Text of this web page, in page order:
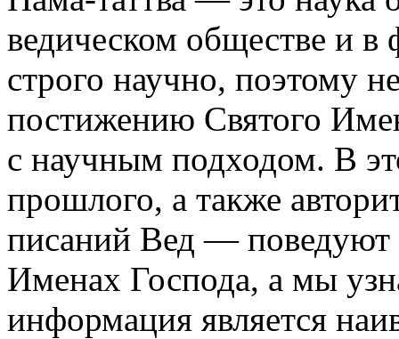
ведическом обществе и
строго научно, поэтому
постижению Святого
с научным подходом. В
прошлого, а также
писаний Вед — поведуют
Именах Господа, а мы
информация является